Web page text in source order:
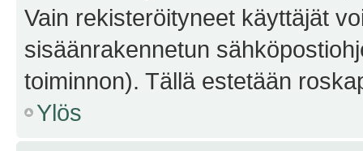
Vain rekisteröityneet käyttäjät
sisäänrakennetun
toiminnon). Tällä estetään
Ylös